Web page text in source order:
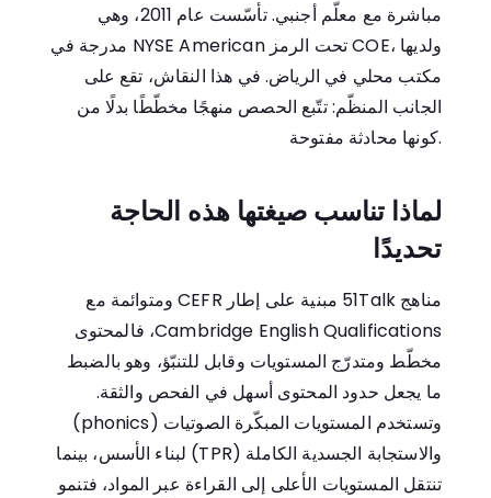
مباشرة مع معلّم أجنبي. تأسّست عام 2011، وهي
مدرجة في NYSE American تحت الرمز COE، ولديها
مكتب محلي في الرياض. في هذا النقاش، تقع على
الجانب المنظّم: تتّبع الحصص منهجًا مخطّطًا بدلًا من
كونها محادثة مفتوحة.
لماذا تناسب صيغتها هذه الحاجة
تحديدًا
مناهج 51Talk مبنية على إطار CEFR ومتوائمة مع
Cambridge English Qualifications، فالمحتوى
مخطّط ومتدرّج المستويات وقابل للتنبّؤ، وهو بالضبط
ما يجعل حدود المحتوى أسهل في الفحص والثقة.
وتستخدم المستويات المبكّرة الصوتيات (phonics)
والاستجابة الجسدية الكاملة (TPR) لبناء الأسس، بينما
تنتقل المستويات الأعلى إلى القراءة عبر المواد، فتنمو